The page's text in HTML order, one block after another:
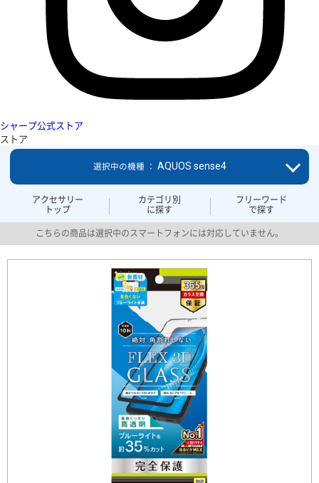
シャープ公式ストア
ストア
アクセサリー
トップ
カテゴリ別
に探す
フリーワード
で探す
選択中の機種 ： AQUOS sense4
こちらの商品は選択中のスマートフォンには対応していません。